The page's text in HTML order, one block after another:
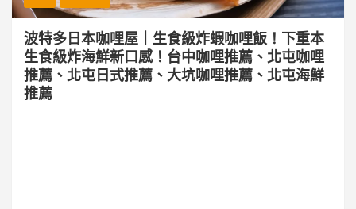
波特多日本咖哩屋｜生食級炸蝦咖哩飯！下重本
生食級炸海鮮新口感！台中咖哩推薦、北屯咖哩
推薦、北屯日式推薦、大坑咖哩推薦、北屯海鮮
推薦